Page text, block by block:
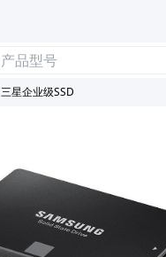
三星企业级SSD